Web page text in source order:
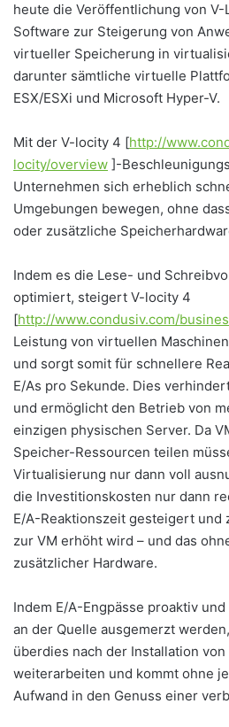
heute die Veröffentlichung von V-
Software zur Steigerung von
virtueller Speicherung in
darunter sämtliche virtuelle
ESX/ESXi und Microsoft Hyper-V.
Mit der V-locity 4 [http://
locity/overview ]-
Unternehmen sich erheblich
Umgebungen bewegen, ohne
oder zusätzliche
Indem es die Lese- und
optimiert, steigert V-locity 4
[http://www.condusiv.com/
Leistung von virtuellen
und sorgt somit für schnellere
E/As pro Sekunde. Dies
und ermöglicht den Betrieb von
einzigen physischen Server. Da
Speicher-Ressourcen teilen
Virtualisierung nur dann voll
die Investitionskosten nur dann
E/A-Reaktionszeit gesteigert und
zur VM erhöht wird – und das
zusätzlicher Hardware.
Indem E/A-Engpässe proaktiv
an der Quelle ausgemerzt
überdies nach der Installation
weiterarbeiten und kommt ohne
Aufwand in den Genuss einer